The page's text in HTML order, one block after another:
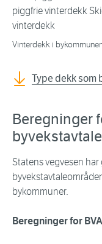
Vinterdekk i
Type dekk som
Beregninger
byvekstavtale
Statens vegvesen
bykommuner.
Beregninger for